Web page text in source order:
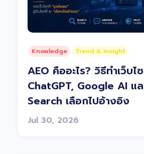
Knowledge Trend & Insight
AEO คืออะไร? วิธีทำเว็บไ
ChatGPT, Google AI แ
Search เลือกไปอ้างอิง
Jul 30, 2026